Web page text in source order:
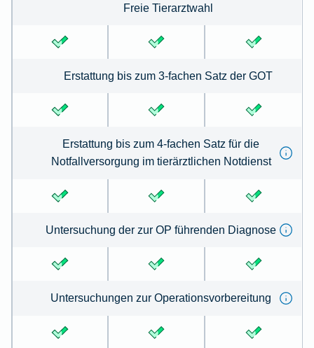
Freie Tierarztwahl
Erstattung bis zum 3-fachen Satz der GOT
Erstattung bis zum 4-fachen Satz für die
Notfallversorgung im tierärztlichen Notdienst
Untersuchung der zur OP führenden Diagnose
Untersuchungen zur Operationsvorbereitung